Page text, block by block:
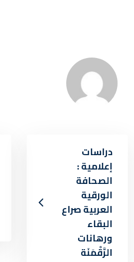
دراسات
إعلامية :
الصحافة
الورقية
العربية صراع
البقاء
ورهانات
الرَّقْمَنَة